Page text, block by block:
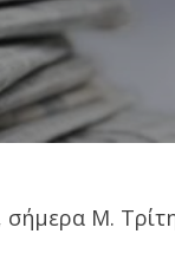
σήμερα Μ.